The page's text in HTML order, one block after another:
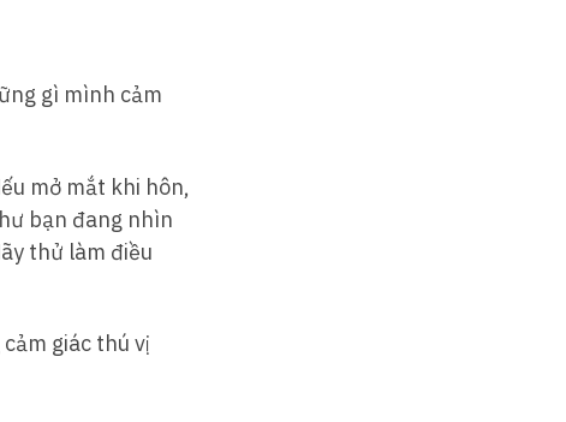
gì mình cảm
mở mắt khi hôn,
bạn đang nhìn
thử làm điều
giác thú vị